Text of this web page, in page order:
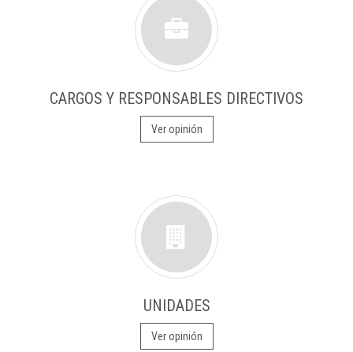
CARGOS Y RESPONSABLES DIRECTIVOS
Ver opinión
UNIDADES
Ver opinión